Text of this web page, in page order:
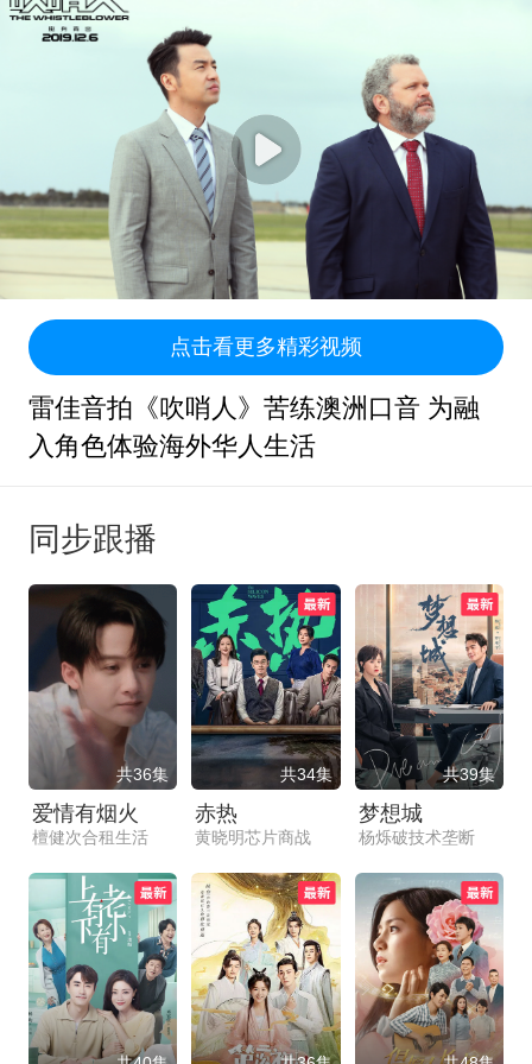
点击看更多精彩视频
雷佳音拍《吹哨人》苦练澳洲口音 为融
入角色体验海外华人生活
同步跟播
共36集
爱情有烟火
檀健次合租生活
共34集
赤热
黄晓明芯片商战
共39集
梦想城
杨烁破技术垄断